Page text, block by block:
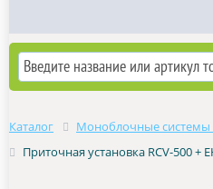
Каталог
Моноблочные системы
Приточная установка RCV-500 +